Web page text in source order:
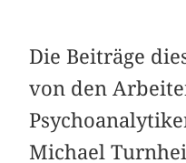
Die Beiträge
von den
Michael